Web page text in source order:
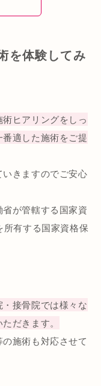
を体験してみ
ヒアリングをしっ
適した施術をご提
きますのでご安心
が管轄する国家資
所有する国家資格保
接骨院では様々な
だきます。
施術も対応させて